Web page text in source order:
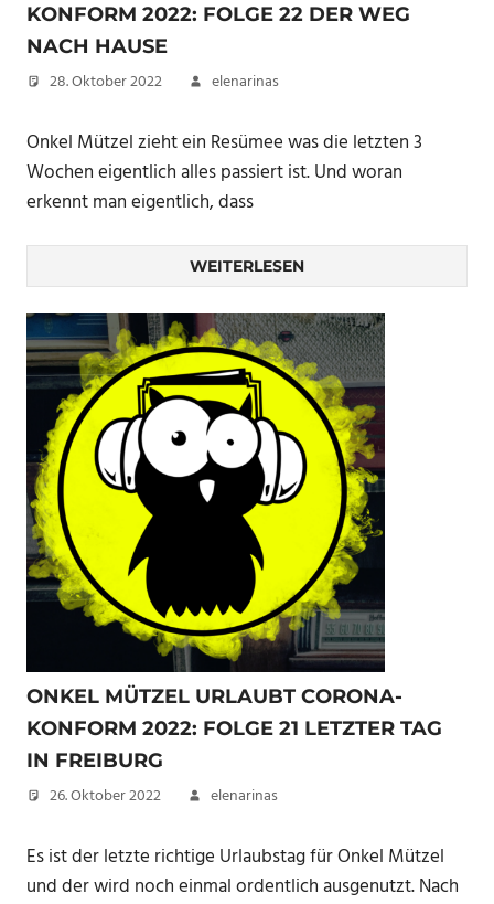
KONFORM 2022: FOLGE 22 DER WEG
NACH HAUSE
28. Oktober 2022 elenarinas
Onkel Mützel zieht ein Resümee was die letzten 3
Wochen eigentlich alles passiert ist. Und woran
erkennt man eigentlich, dass
WEITERLESEN
ONKEL MÜTZEL URLAUBT CORONA-
KONFORM 2022: FOLGE 21 LETZTER TAG
IN FREIBURG
26. Oktober 2022 elenarinas
Es ist der letzte richtige Urlaubstag für Onkel Mützel
und der wird noch einmal ordentlich ausgenutzt. Nach